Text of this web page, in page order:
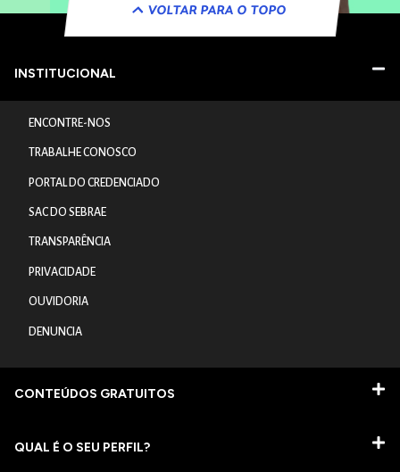
VOLTAR PARA O TOPO
INSTITUCIONAL
ENCONTRE-NOS
TRABALHE CONOSCO
PORTAL DO CREDENCIADO
SAC DO SEBRAE
TRANSPARÊNCIA
PRIVACIDADE
OUVIDORIA
DENUNCIA
CONTEÚDOS GRATUITOS
QUAL É O SEU PERFIL?